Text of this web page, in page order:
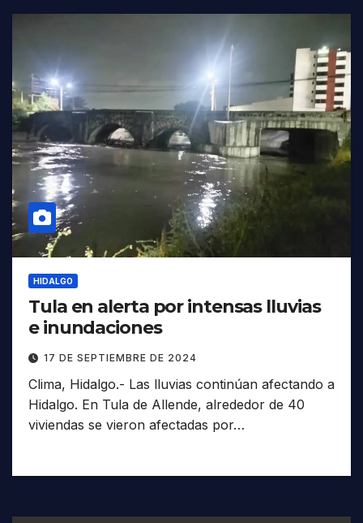
HIDALGO
Tula en alerta por intensas lluvias
e inundaciones
17 DE SEPTIEMBRE DE 2024
Clima, Hidalgo.- Las lluvias continúan afectando a
Hidalgo. En Tula de Allende, alrededor de 40
viviendas se vieron afectadas por…